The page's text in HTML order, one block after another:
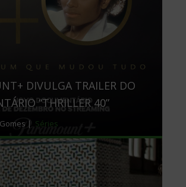
DIVULGA TRAILER DO
“THRILLER 40”
| Séries